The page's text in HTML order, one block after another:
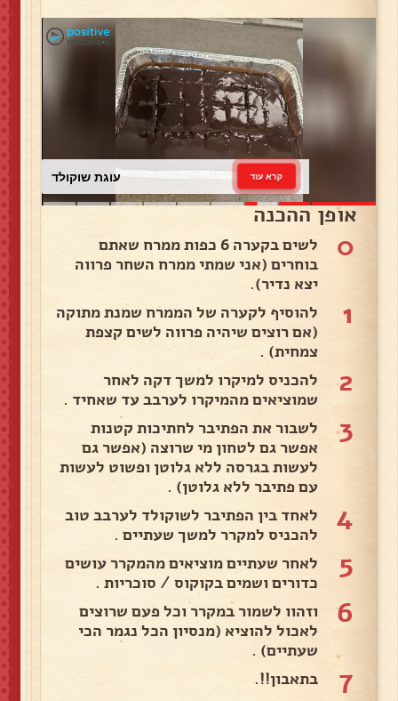
עוגת שוקולד קרא עוד
אופן ההכנה
0
לשים בקערה 6 כפות ממרח שאתם
בוחרים (אני שמתי ממרח השחר פרווה
יצא נדיר).
1
להוסיף לקערה של הממרח שמנת מתוקה
(אם רוצים שיהיה פרווה לשים קצפת
צמחית) .
2
להכניס למיקרו למשך דקה לאחר
שמוציאים מהמיקרו לערבב עד שאחיד .
3
לשבור את הפתיבר לחתיכות קטנות
אפשר גם לטחון מי שרוצה (אפשר גם
לעשות בגרסה ללא גלוטן ופשוט לעשות
עם פתיבר ללא גלוטן) .
4
לאחד בין הפתיבר לשוקולד לערבב טוב
להכניס למקרר למשך שעתיים .
5
לאחר שעתיים מוציאים מהמקרר עושים
כדורים ושמים בקוקוס / סוכריות .
6
וזהוו לשמור במקרר וכל פעם שרוצים
לאכול להוציא (מנסיון הכל נגמר הכי
שעתיים) .
7 בתאבון!!.